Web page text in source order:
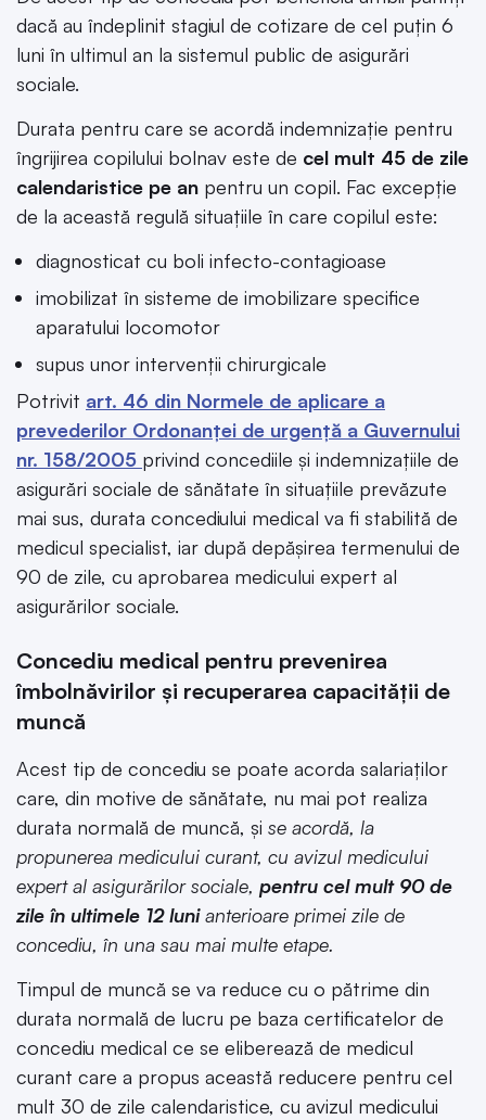
dacă au îndeplinit stagiul de cotizare de cel puțin 6
luni în ultimul an la sistemul public de asigurări
sociale.
Durata pentru care se acordă indemnizație pentru
îngrijirea copilului bolnav este de cel mult 45 de zile
calendaristice pe an pentru un copil. Fac excepție
de la această regulă situațiile în care copilul este:
diagnosticat cu boli infecto-contagioase
imobilizat în sisteme de imobilizare specifice
aparatului locomotor
supus unor intervenții chirurgicale
Potrivit art. 46 din Normele de aplicare a
prevederilor Ordonanței de urgență a Guvernului
nr. 158/2005 privind concediile și indemnizațiile de
asigurări sociale de sănătate în situațiile prevăzute
mai sus, durata concediului medical va fi stabilită de
medicul specialist, iar după depășirea termenului de
90 de zile, cu aprobarea medicului expert al
asigurărilor sociale.
Concediu medical pentru prevenirea
îmbolnăvirilor și recuperarea capacității de
muncă
Acest tip de concediu se poate acorda salariaților
care, din motive de sănătate, nu mai pot realiza
durata normală de muncă, și se acordă, la
propunerea medicului curant, cu avizul medicului
expert al asigurărilor sociale, pentru cel mult 90 de
zile în ultimele 12 lunianterioare primei zile de
concediu, în una sau mai multe etape.
Timpul de muncă se va reduce cu o pătrime din
durata normală de lucru pe baza certificatelor de
concediu medical ce se eliberează de medicul
curant care a propus această reducere pentru cel
mult 30 de zile calendaristice, cu avizul medicului